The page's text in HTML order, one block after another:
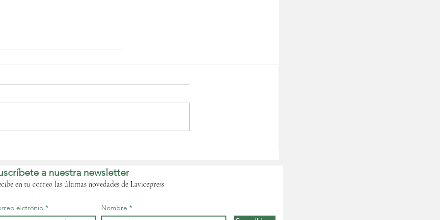
futuro de Ceiba
a nuestra newsletter
en tu correo las últimas novedades de Lavicepress
elctrónio Nombre